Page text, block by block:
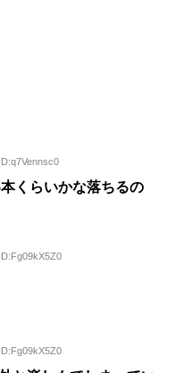
くらいかな落ちるの